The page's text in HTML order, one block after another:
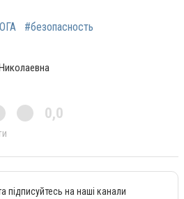
#безопасность
0,0
підписуйтесь на наші канали